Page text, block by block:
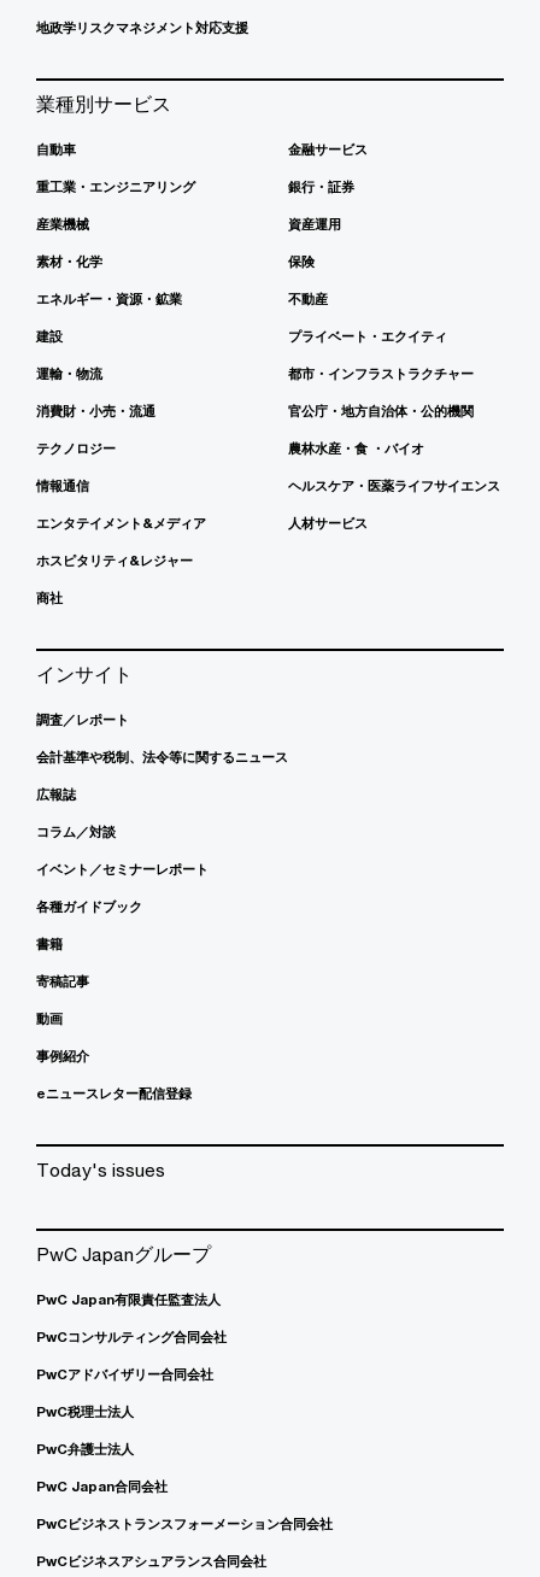
地政学リスクマネジメント対応支援
業種別サービス
自動車
重工業・エンジニアリング
産業機械
素材・化学
エネルギー・資源・鉱業
建設
運輸・物流
消費財・小売・流通
テクノロジー
情報通信
エンタテイメント&メディア
ホスピタリティ&レジャー
商社
金融サービス
銀行・証券
資産運用
保険
不動産
プライベート・エクイティ
都市・インフラストラクチャー
官公庁・地方自治体・公的機関
農林水産・食 ・バイオ
ヘルスケア・医薬ライフサイエンス
人材サービス
インサイト
調査／レポート
会計基準や税制、法令等に関するニュース
広報誌
コラム／対談
イベント／セミナーレポート
各種ガイドブック
書籍
寄稿記事
動画
事例紹介
eニュースレター配信登録
Today's issues
PwC Japanグループ
PwC Japan有限責任監査法人
PwCコンサルティング合同会社
PwCアドバイザリー合同会社
PwC税理士法人
PwC弁護士法人
PwC Japan合同会社
PwCビジネストランスフォーメーション合同会社
PwCビジネスアシュアランス合同会社